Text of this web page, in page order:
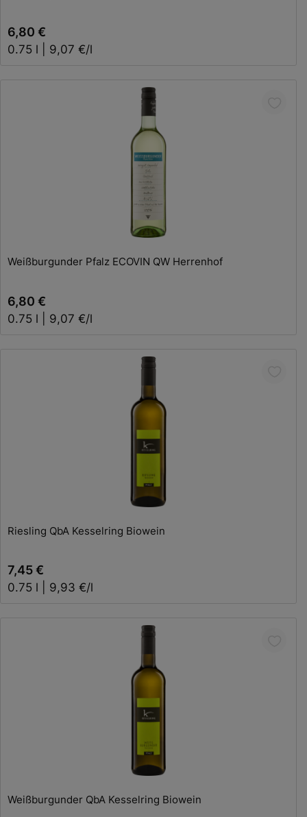
6,80 €
0.75 l | 9,07 €/l
Weißburgunder Pfalz ECOVIN QW Herrenhof
6,80 €
0.75 l | 9,07 €/l
Riesling QbA Kesselring Biowein
7,45 €
0.75 l | 9,93 €/l
Weißburgunder QbA Kesselring Biowein